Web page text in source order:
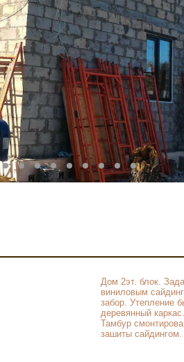
Дом 2эт. блок.
виниловым
забор. Утепление
деревянный
Тамбур
зашиты сайдингом.